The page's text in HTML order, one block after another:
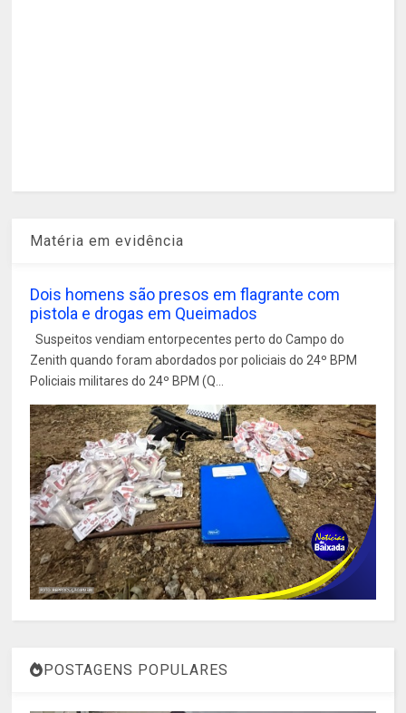
Matéria em evidência
Dois homens são presos em flagrante com
pistola e drogas em Queimados
Suspeitos vendiam entorpecentes perto do Campo do
Zenith quando foram abordados por policiais do 24º BPM
Policiais militares do 24º BPM (Q...
POSTAGENS POPULARES